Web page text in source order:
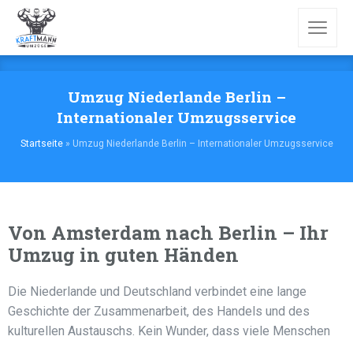
Umzug Niederlande Berlin –
Internationaler Umzugsservice
Startseite» Umzug Niederlande Berlin – Internationaler Umzugsservice
Von Amsterdam nach Berlin – Ihr
Umzug in guten Händen
Die Niederlande und Deutschland verbindet eine lange
Geschichte der Zusammenarbeit, des Handels und des
kulturellen Austauschs. Kein Wunder, dass viele Menschen